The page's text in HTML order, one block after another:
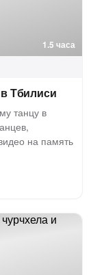
1.5 часа
Тбилиси
танцу в
на память